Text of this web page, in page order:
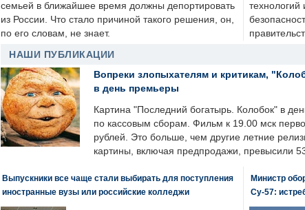
семьей в ближайшее время должны депортировать
из России. Что стало причиной такого решения, он,
по его словам, не знает.
технологий
НАШИ ПУБЛИКАЦИИ
Вопреки злопыхателям и критикам,
в день премьеры
Картина "Последний богатырь. Колобок" в
по кассовым сборам. Фильм к 19.00 мск
рублей. Это больше, чем другие летние
картины, включая предпродажи, превысили
Выпускники все чаще стали выбирать для поступления
иностранные вузы или российские колледжи
Министр
Су-57: